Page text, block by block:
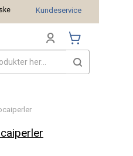
Kundeservice